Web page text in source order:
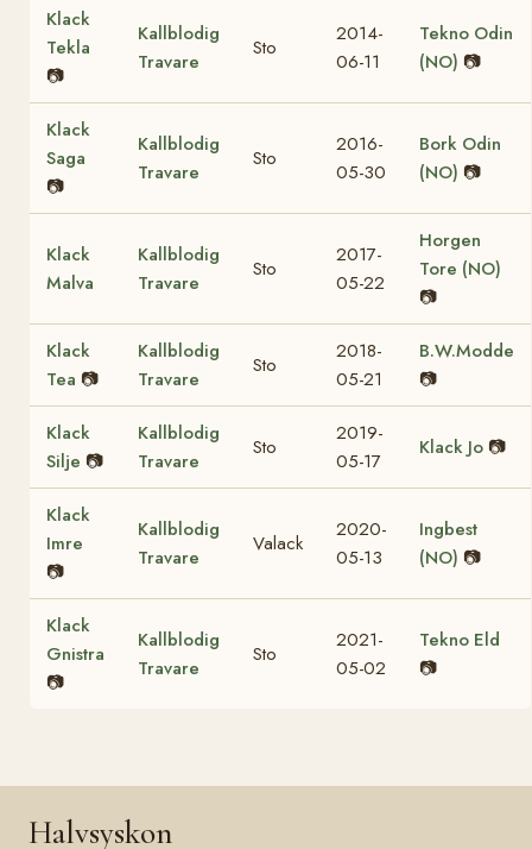
Klack
Tekla
📷
Kallblodig
Travare
Sto
2014-
06-11
Tekno Odin
(NO) 📷
Klack
Saga
📷
Kallblodig
Travare
Sto
2016-
05-30
Bork Odin
(NO) 📷
Klack
Malva
Kallblodig
Travare
Sto
2017-
05-22
Horgen
Tore (NO)
📷
Klack
Tea 📷
Kallblodig
Travare
Sto
2018-
05-21
B.W.Modde
📷
Klack
Silje 📷
Kallblodig
Travare
Sto
2019-
05-17
Klack Jo 📷
Klack
Imre
📷
Kallblodig
Travare
Valack
2020-
05-13
Ingbest
(NO) 📷
Klack
Gnistra
📷
Kallblodig
Travare
Sto
2021-
05-02
Tekno Eld
📷
Halvsyskon